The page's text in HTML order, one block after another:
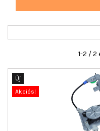
1-2 /
Új
Akciós!